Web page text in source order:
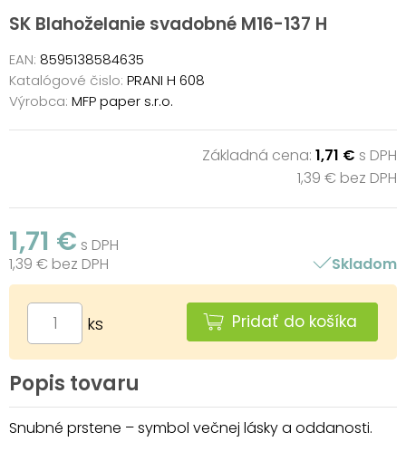
SK Blahoželanie svadobné M16-137 H
EAN: 8595138584635
Katalógové čislo: PRANI H 608
Výrobca: MFP paper s.r.o.
Základná cena: 1,71 € s DPH
1,39 € bez DPH
1,71 € s DPH
1,39 € bez DPH
Skladom
ks Pridať do košíka
Popis tovaru
Snubné prstene – symbol večnej lásky a oddanosti.